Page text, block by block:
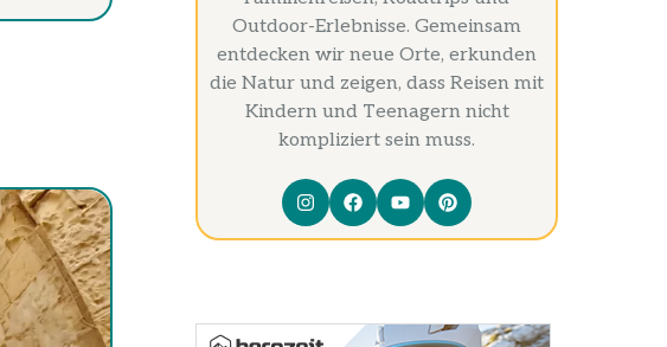
Outdoor-Erlebnisse. Gemeinsam
entdecken wir neue Orte, erkunden
die Natur und zeigen, dass Reisen mit
Kindern und Teenagern nicht
kompliziert sein muss.